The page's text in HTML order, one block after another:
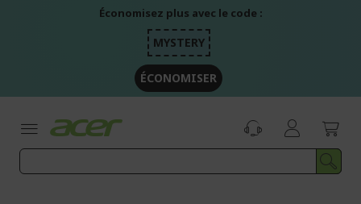
Économisez plus avec le code :
MYSTERY
ÉCONOMISER